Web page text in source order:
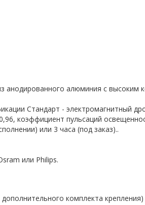
анодированного алюминия c высоким
Стандарт - электромагнитный
коэффициент пульсаций
или 3 часа (под заказ)..
или Philips.
комплекта крепления)